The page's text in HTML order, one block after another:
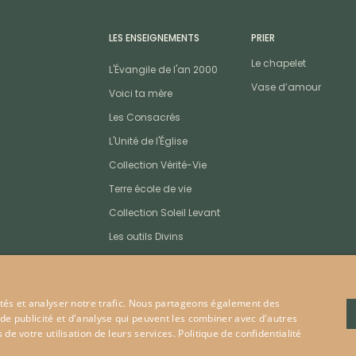
LES ENSEIGNEMENTS
L'Évangile de l'an 2000
Voici ta mère
Les Consacrés
L'Unité de l'Église
Collection Vérité-Vie
Terre école de vie
Collection Soleil Levant
Les outils Divins
PRIER
Le chapelet
Vase d’amour
et analyser notre trafic. Nous partageons également des
publicité et d'analyse qui peuvent les combiner avec d'autres
votre utilisation de leurs services. Politique de confidentialité